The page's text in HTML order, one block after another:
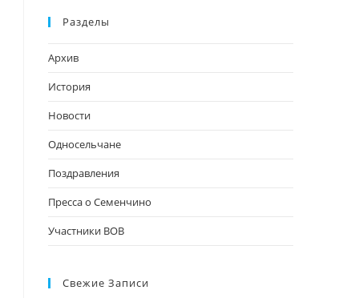
Разделы
Архив
История
Новости
Односельчане
Поздравления
Пресса о Семенчино
Участники ВОВ
Свежие Записи